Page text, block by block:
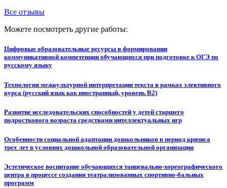
Все отзывы
Можете посмотреть другие работы:
Цифровые образовательные ресурсы в формировании
коммуникативной компетенции обучающихся при подготовке к ОГЭ по
русскому языку
Технология межкультурной интерпретации текста в рамках элективного
курса (русский язык как иностранный, уровень В2)
Развитие исследовательских способностей у детей старшего
подросткового возраста средствами интеллектуальных игр
Особенности социальной адаптации дошкольников в период кризиса
трех лет в условиях дошкольной образовательной организации
Эстетическое воспитание обучающихся танцевально-хореографического
центра в процессе создания театрализованных спортивно-бальных
программ